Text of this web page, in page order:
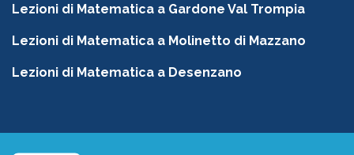
Lezioni di Matematica a Gardone Val Trompia
Lezioni di Matematica a Molinetto di Mazzano
Lezioni di Matematica a Desenzano